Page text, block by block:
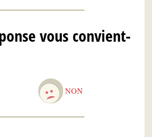
vous convient-
NON